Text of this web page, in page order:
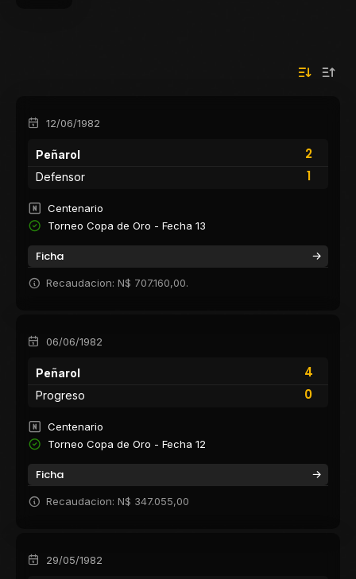
12/06/1982
Peñarol
2
1
Defensor
Centenario
Torneo Copa de Oro - Fecha 13
Ficha
Recaudacion: N$ 707.160,00.
06/06/1982
Peñarol
4
0
Progreso
Centenario
Torneo Copa de Oro - Fecha 12
Ficha
Recaudacion: N$ 347.055,00
29/05/1982